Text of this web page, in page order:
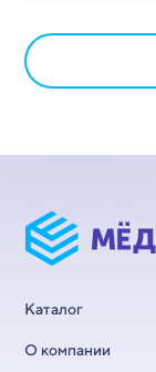
Каталог
О компании